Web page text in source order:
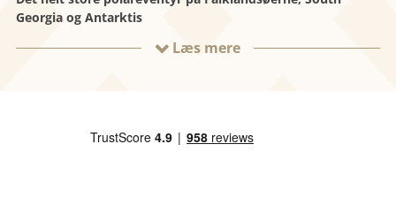
Georgia og Antarktis
 Læs mere